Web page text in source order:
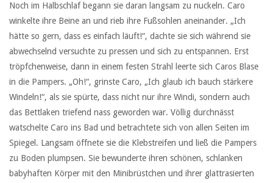
Noch im Halbschlaf begann sie daran langsam zu nuckeln. Caro
winkelte ihre Beine an und rieb ihre Fußsohlen aneinander. „Ich
hätte so gern, dass es einfach läuft!“, dachte sie sich während sie
abwechselnd versuchte zu pressen und sich zu entspannen. Erst
tröpfchenweise, dann in einem festen Strahl leerte sich Caros Blase
in die Pampers. „Oh!“, grinste Caro, „Ich glaub ich bauch stärkere
Windeln!“, als sie spürte, dass nicht nur ihre Windi, sondern auch
das Bettlaken triefend nass geworden war. Völlig durchnässt
watschelte Caro ins Bad und betrachtete sich von allen Seiten im
Spiegel. Langsam öffnete sie die Klebstreifen und ließ die Pampers
zu Boden plumpsen. Sie bewunderte ihren schönen, schlanken
babyhaften Körper mit den Minibrüstchen und ihrer glattrasierten